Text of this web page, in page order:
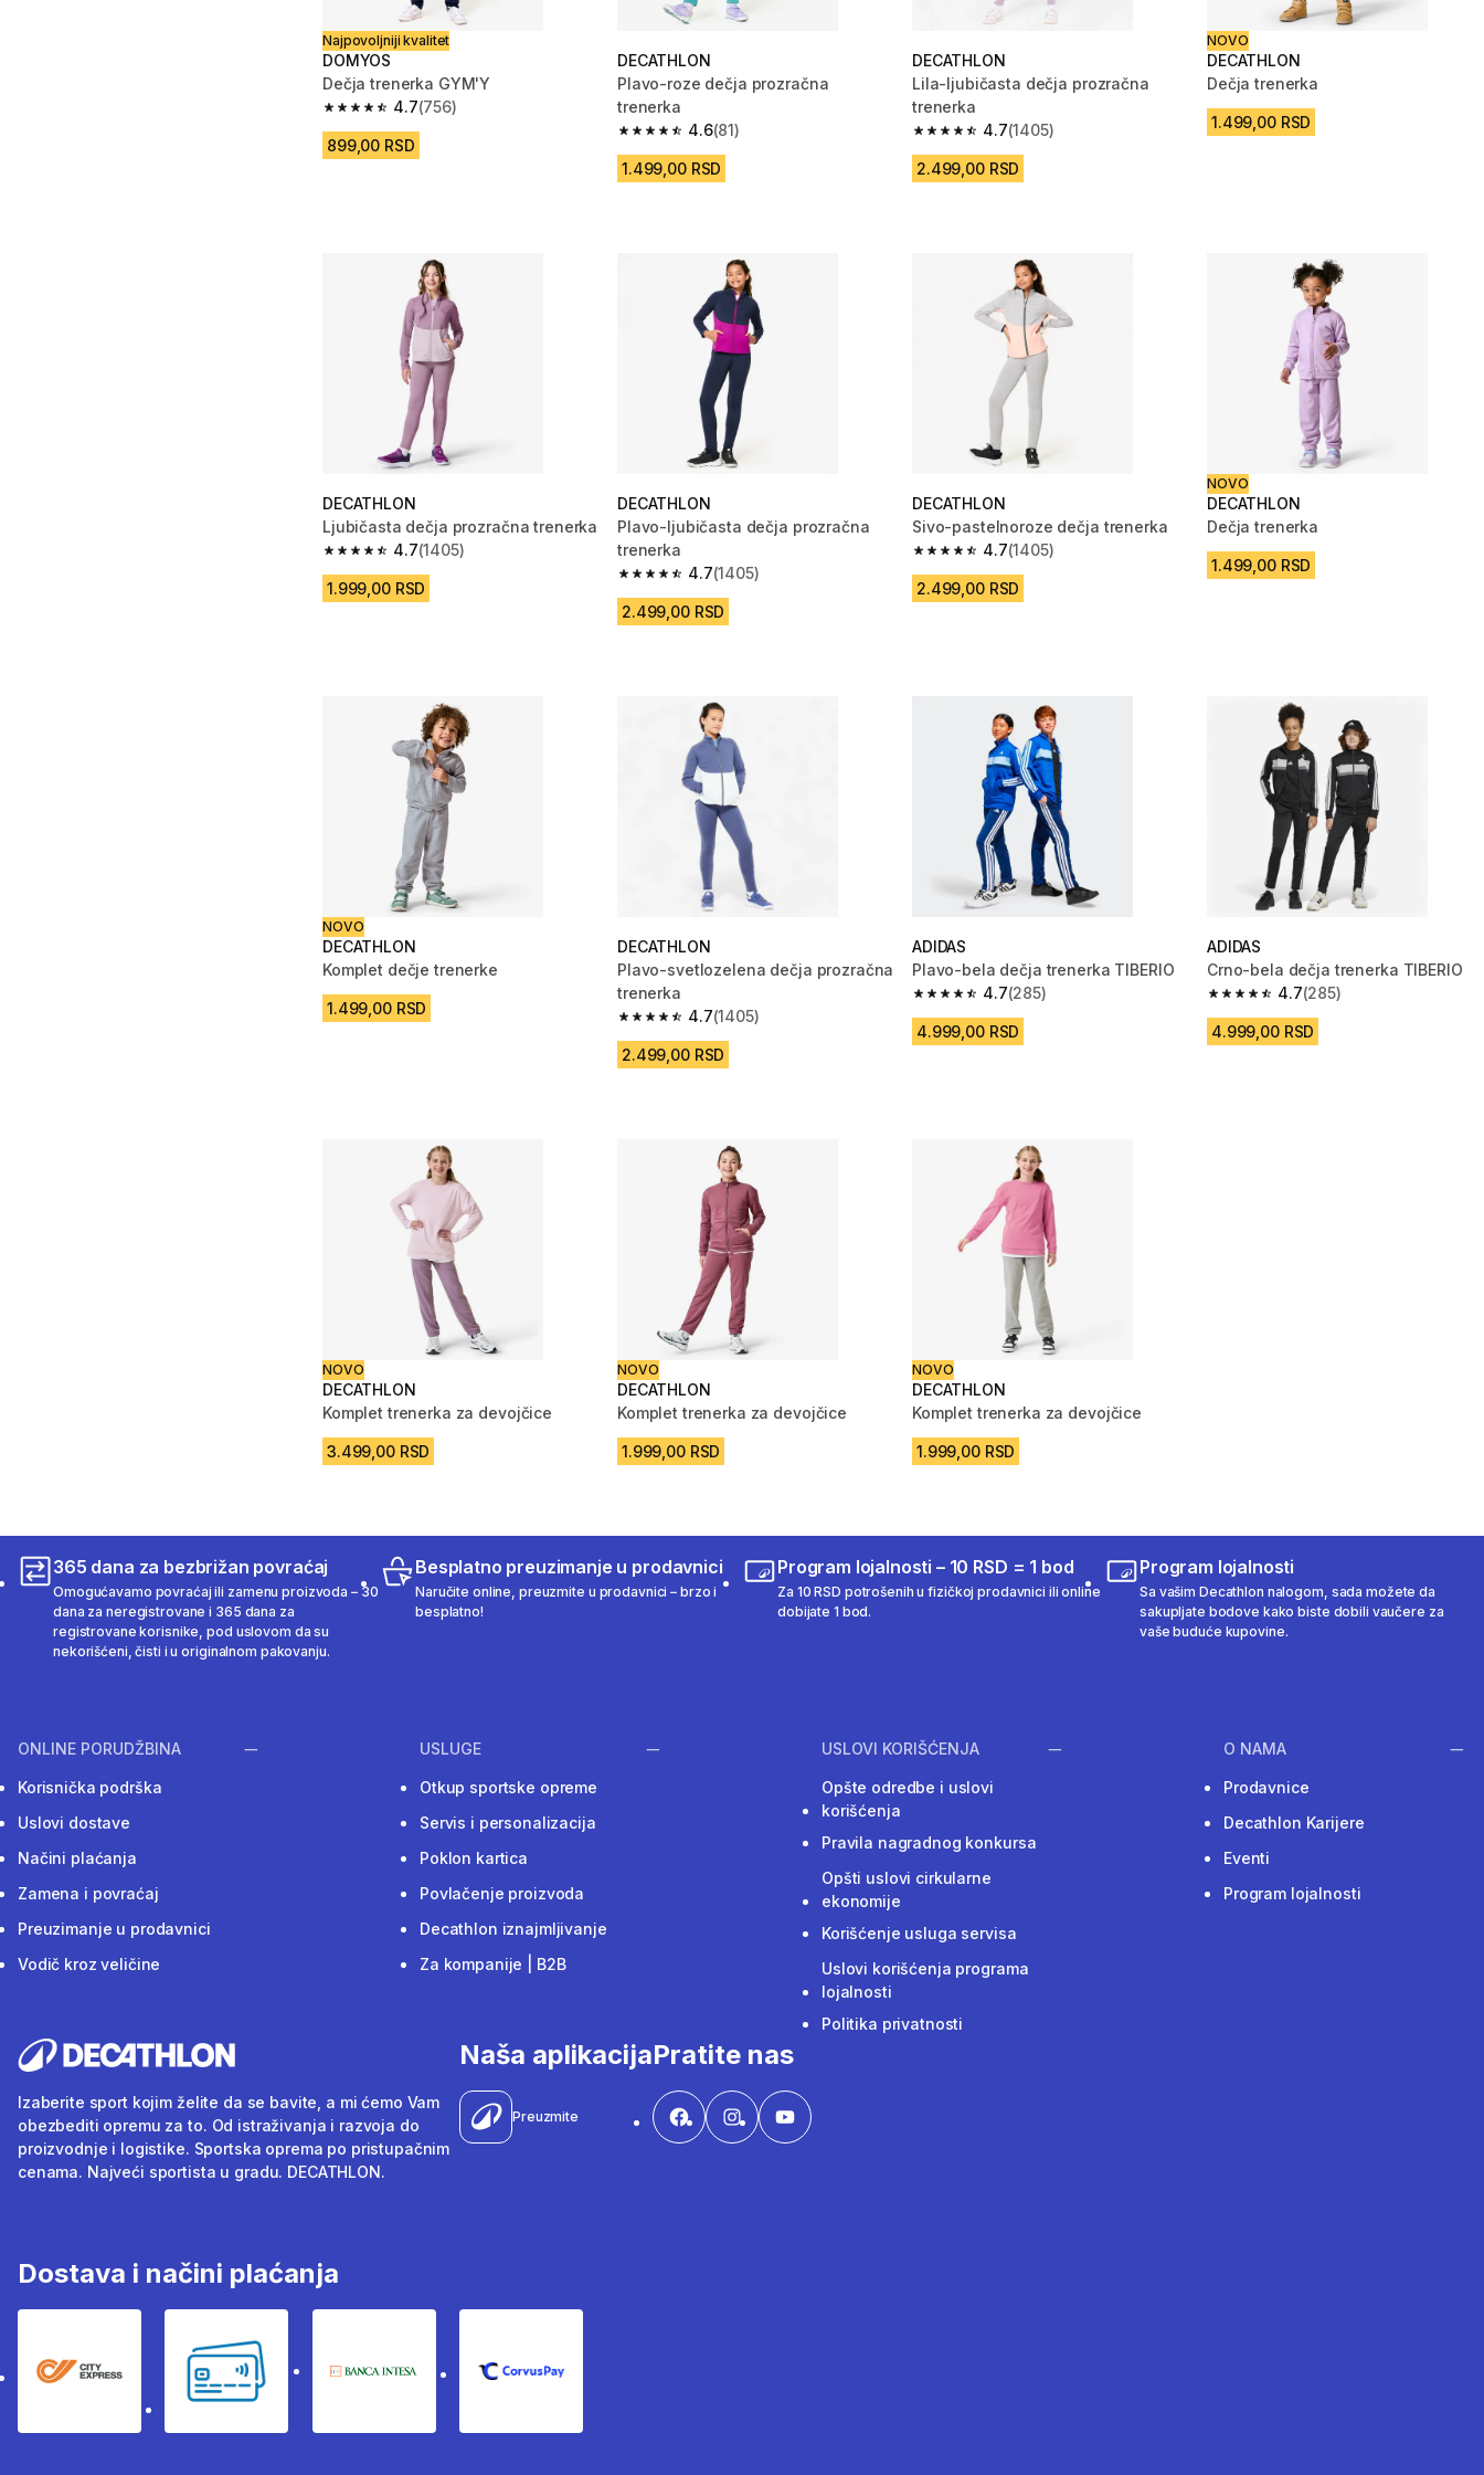
Najpovoljniji kvalitet
DOMYOS
Dečja trenerka GYM'Y
4.7
4.7 od 5 zvezdica from 756 Recenzije
(756)
899,00 RSD
DECATHLON
Plavo-roze dečja prozračna
trenerka
4.6
4.6 od 5 zvezdica from 81 Recenzije
(81)
1.499,00 RSD
DECATHLON
Lila-ljubičasta dečja prozračna
trenerka
4.7
4.7 od 5 zvezdica from 1405 Recenzije
(1405)
2.499,00 RSD
NOVO
DECATHLON
Dečja trenerka
1.499,00 RSD
DECATHLON
Ljubičasta dečja prozračna trenerka
4.7
4.7 od 5 zvezdica from 1405 Recenzije
(1405)
1.999,00 RSD
DECATHLON
Plavo-ljubičasta dečja prozračna
trenerka
4.7
4.7 od 5 zvezdica from 1405 Recenzije
(1405)
2.499,00 RSD
DECATHLON
Sivo-pastelnoroze dečja trenerka
4.7
4.7 od 5 zvezdica from 1405 Recenzije
(1405)
2.499,00 RSD
NOVO
DECATHLON
Dečja trenerka
1.499,00 RSD
NOVO
DECATHLON
Komplet dečje trenerke
1.499,00 RSD
DECATHLON
Plavo-svetlozelena dečja prozračna
trenerka
4.7
4.7 od 5 zvezdica from 1405 Recenzije
(1405)
2.499,00 RSD
ADIDAS
Plavo-bela dečja trenerka TIBERIO
4.7
4.7 od 5 zvezdica from 285 Recenzije
(285)
4.999,00 RSD
ADIDAS
Crno-bela dečja trenerka TIBERIO
4.7
4.7 od 5 zvezdica from 285
(285)
4.999,00 RSD
NOVO
DECATHLON
Komplet trenerka za devojčice
3.499,00 RSD
NOVO
DECATHLON
Komplet trenerka za devojčice
1.999,00 RSD
NOVO
DECATHLON
Komplet trenerka za devojčice
1.999,00 RSD
365 dana za bezbrižan povraćaj
Omogućavamo povraćaj ili zamenu proizvoda – 30
dana za neregistrovane i 365 dana za
registrovane korisnike, pod uslovom da su
nekorišćeni, čisti i u originalnom pakovanju.
Besplatno preuzimanje u prodavnici
Naručite online, preuzmite u prodavnici – brzo i
besplatno!
Program lojalnosti – 10 RSD = 1 bod
Za 10 RSD potrošenih u fizičkoj prodavnici ili online
dobijate 1 bod.
Program lojalnosti
Sa vašim Decathlon nalogom, sada možete da
sakupljate bodove kako biste dobili vaučere za
vaše buduće kupovine.
ONLINE PORUDŽBINA
Korisnička podrška
Uslovi dostave
Načini plaćanja
Zamena i povraćaj
Preuzimanje u prodavnici
Vodič kroz veličine
USLUGE
Otkup sportske opreme
Servis i personalizacija
Poklon kartica
Povlačenje proizvoda
Decathlon iznajmljivanje
Za kompanije | B2B
USLOVI KORIŠĆENJA
Opšte odredbe i uslovi
korišćenja
Pravila nagradnog konkursa
Opšti uslovi cirkularne
ekonomije
Korišćenje usluga servisa
Uslovi korišćenja programa
lojalnosti
Politika privatnosti
O NAMA
Prodavnice
Decathlon Karijere
Eventi
Program lojalnosti
Izaberite sport kojim želite da se bavite, a mi ćemo Vam
obezbediti opremu za to. Od istraživanja i razvoja do
proizvodnje i logistike. Sportska oprema po pristupačnim
cenama. Najveći sportista u gradu. DECATHLON.
Naša aplikacija
Preuzmite
Pratite nas
Dostava i načini plaćanja
City Express Bankovne karticeBanka Intesa CorvusPay